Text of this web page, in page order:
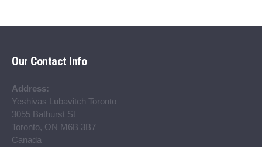
Our Contact Info
Address:
Yeshivas Lubavitch Toronto
3055 Bathurst St
Toronto, ON M6B 3B7
Canada